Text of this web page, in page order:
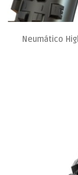
Neumático